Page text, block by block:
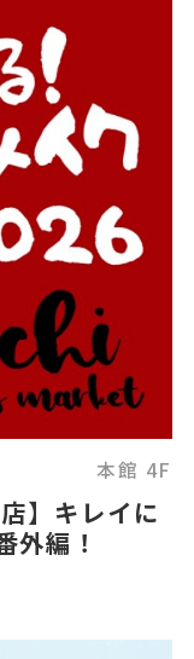
本館 4F
】キレイに
外編！